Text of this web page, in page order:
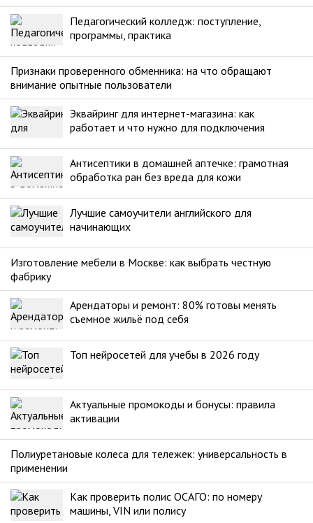
Педагогический колледж: поступление,
программы, практика
Признаки проверенного обменника: на что обращают
внимание опытные пользователи
Эквайринг для интернет-магазина: как
работает и что нужно для подключения
Антисептики в домашней аптечке: грамотная
обработка ран без вреда для кожи
Лучшие самоучители английского для
начинающих
Изготовление мебели в Москве: как выбрать честную
фабрику
Арендаторы и ремонт: 80% готовы менять
съемное жильё под себя
Топ нейросетей для учебы в 2026 году
Актуальные промокоды и бонусы: правила
активации
Полиуретановые колеса для тележек: универсальность в
применении
Как проверить полис ОСАГО: по номеру
машины, VIN или полису